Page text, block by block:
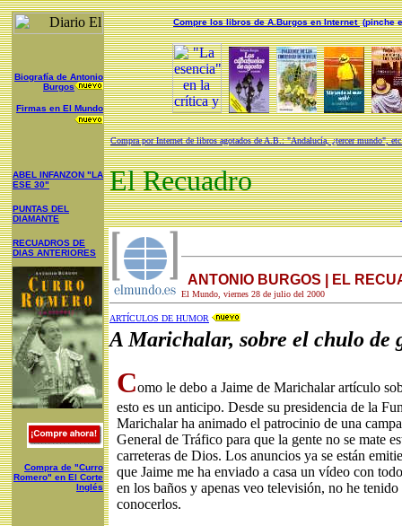
Biografía de Antonio
Burgos
Firmas en El Mundo
ABEL INFANZON "LA
ESE 30"
PUNTAS DEL
DIAMANTE
RECUADROS DE
DIAS ANTERIORES
Compra de "Curro
Romero" en El Corte
Inglés
Compre los libros de A.Burgos en Internet(pinche
Compra por Internet de libros agotados de A.B.: "Andalucía, ¿tercer mundo",
El Recuadro
El Mundo, viernes 28 de julio del 2000
ARTÍCULOS DE HUMOR
ANTONIO BURGOS | EL
A Marichalar, sobre el chulo de
Como le debo a Jaime de Marichalar artículo
esto es un anticipo. Desde su presidencia de la
Marichalar ha animado el patrocinio de una
General de Tráfico para que la gente no se mate
carreteras de Dios. Los anuncios ya se están
que Jaime me ha enviado a casa un vídeo con
en los baños y apenas veo televisión, no he tenido
conocerlos.